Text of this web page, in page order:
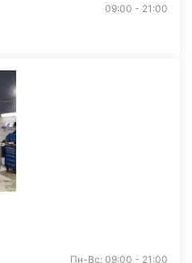
09:00 - 21:00
Пн-Вс: 09:00 - 21:00